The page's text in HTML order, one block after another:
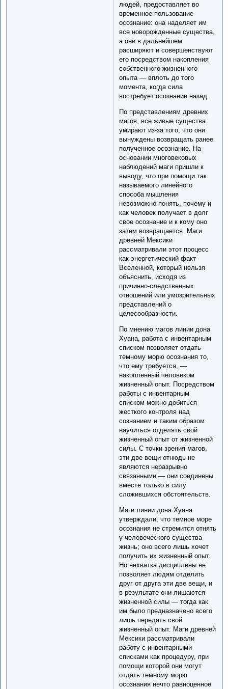
людей, предоставляет во
временное пользование
осознание: она наделяет им
все новорожденные существа,
а они в дальнейшем
расширяют и совершенствуют
его посредством накопления
собственного жизненного
опыта — вплоть до того
момента, когда сила
востребует осознание назад.
По представлениям древних
магов, все живые существа
умирают из-за того, что они
вынуждены возвращать ранее
полученное осознание. На
основании многовековых
наблюдений маги пришли к
выводу, что при помощи так
называемого линейного
способа мышления
невозможно понять, почему и
как человек получает в долг
свое осознание и к кому оно
затем возвращается. Маги
древней Мексики
рассматривали этот процесс
как энергетический факт
Вселенной, который нельзя
объяснить, исходя из
причинно-следственных
отношений или умозрительных
представлений о
целесообразности.
По мнению магов линии дона
Хуана, работа с инвентарным
списком позволяет отдать
темному морю осознания то,
что ему требуется, —
накопленный человеком
жизненный опыт. Посредством
работы с инвентарным
списком можно добиться
жесткого контроля над
сознанием и таким образом
научиться отделять свой
жизненный опыт от жизненной
силы. С точки зрения магов,
эти две вещи отнюдь не
являются неразрывно
связанными — они соединены
вместе только в силу
сложившихся обстоятельств.
Маги линии дона Хуана
утверждали, что темное море
осознания не стремится отнять
у человеческого существа
жизнь; оно всего лишь хочет
получить их жизненный опыт.
Но нехватка дисциплины не
позволяет людям отделить
друг от друга эти две вещи, и
в результате они лишаются
жизненной силы — тогда как
им было предназначено всего
лишь передать свой
жизненный опыт. Маги древней
Мексики рассматривали
работу с инвентарными
списками как процедуру, при
помощи которой они могут
отдать темному морю
осознания нечто равноценное